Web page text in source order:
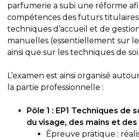
parfumerie a subi une réforme
compétences des futurs
techniques d’accueil et de
manuelles (essentiellement sur
ainsi que sur les techniques de
L’examen est ainsi organisé
la partie professionnelle :
Pôle 1 : EP1 Techniques de
du visage, des mains et
Épreuve pratique :